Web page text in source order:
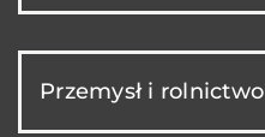
Przemysł i rolnictwo